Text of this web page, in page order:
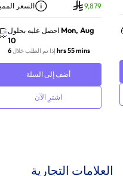
السعر 9,879
احصل عليه بحلول Mon, Aug
10
إذا تم الطلب خلال 6 hrs 55 mins
أضف إلى السلة
اشترِ الآن
العلامات التجارية